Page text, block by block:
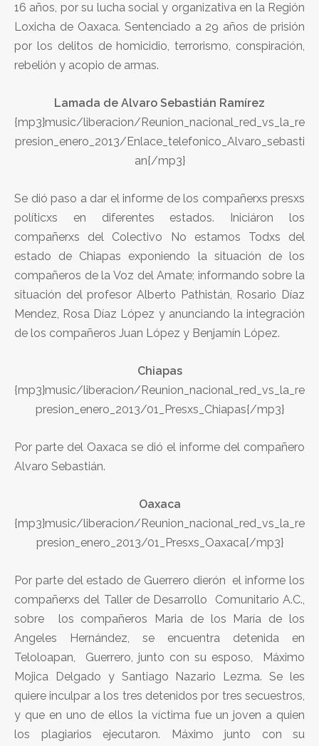
16 años, por su lucha social y organizativa en la Región
Loxicha de Oaxaca. Sentenciado a 29 años de prisión
por los delitos de homicidio, terrorismo, conspiración,
rebelión y acopio de armas.
Lamada de Alvaro Sebastián Ramírez
{mp3}music/liberacion/Reunion_nacional_red_vs_la_re
presion_enero_2013/Enlace_telefonico_Alvaro_sebasti
an{/mp3}
Se dió paso a dar el informe de los compañerxs presxs
políticxs en diferentes estados. Iniciáron los
compañerxs del Colectivo No estamos Todxs del
estado de Chiapas exponiendo la situación de los
compañeros de la Voz del Amate; informando sobre la
situación del profesor Alberto Pathistán, Rosario Díaz
Mendez, Rosa Díaz López y anunciando la integración
de los compañeros Juan López y Benjamín López.
Chiapas
{mp3}music/liberacion/Reunion_nacional_red_vs_la_re
presion_enero_2013/01_Presxs_Chiapas{/mp3}
Por parte del Oaxaca se dió el informe del compañero
Alvaro Sebastián.
Oaxaca
{mp3}music/liberacion/Reunion_nacional_red_vs_la_re
presion_enero_2013/01_Presxs_Oaxaca{/mp3}
Por parte del estado de Guerrero dierón el informe los
compañerxs del Taller de Desarrollo Comunitario A.C.,
sobre los compañeros Maria de los María de los
Angeles Hernández, se encuentra detenida en
Teloloapan, Guerrero, junto con su esposo, Máximo
Mojica Delgado y Santiago Nazario Lezma. Se les
quiere inculpar a los tres detenidos por tres secuestros,
y que en uno de ellos la víctima fue un joven a quien
los plagiarios ejecutaron. Máximo junto con su